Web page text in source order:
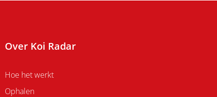
Over Koi Radar
Hoe het werkt
Ophalen